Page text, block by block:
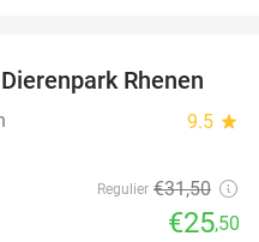
19%
Rhenen
9.5 star
Regulier €31,50
€25,50